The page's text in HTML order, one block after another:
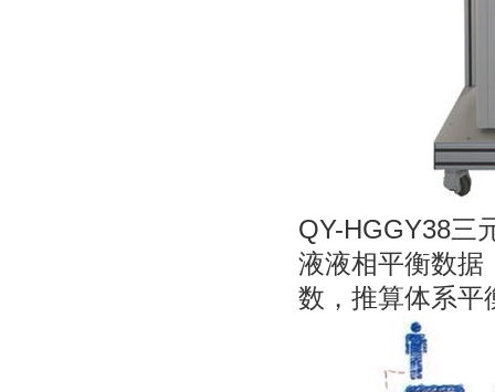
QY-HGGY38三
液液相平衡数据
数，推算体系平